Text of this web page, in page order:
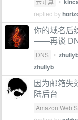
云计算 •
replied by
你的域名后
——再谈
DNS • zhullyb
zhullyb
因为邮箱失
陆后台
Amazon Web